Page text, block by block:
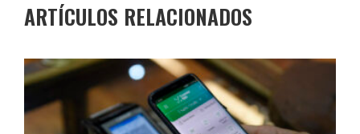
ARTÍCULOS RELACIONADOS